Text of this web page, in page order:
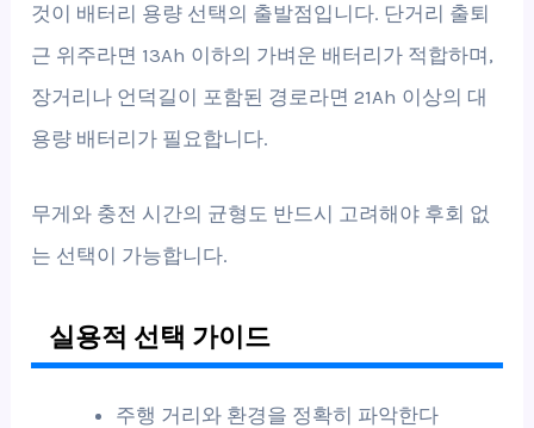
것이 배터리 용량 선택의 출발점입니다. 단거리 출퇴
근 위주라면 13Ah 이하의 가벼운 배터리가 적합하며,
장거리나 언덕길이 포함된 경로라면 21Ah 이상의 대
용량 배터리가 필요합니다.
무게와 충전 시간의 균형도 반드시 고려해야 후회 없
는 선택이 가능합니다.
실용적 선택 가이드
주행 거리와 환경을 정확히 파악한다